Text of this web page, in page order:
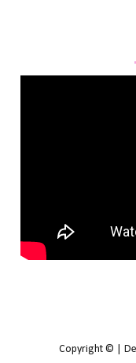
Copyright © |